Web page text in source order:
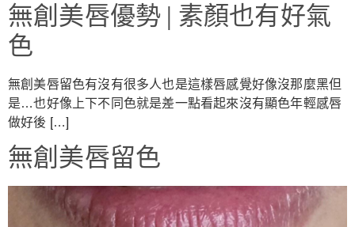
無創美唇優勢 | 素顏也有好氣
色
無創美唇留色有沒有很多人也是這樣唇感覺好像沒那麼黑但
是…也好像上下不同色就是差一點看起來沒有顯色年輕感唇
做好後 […]
無創美唇留色